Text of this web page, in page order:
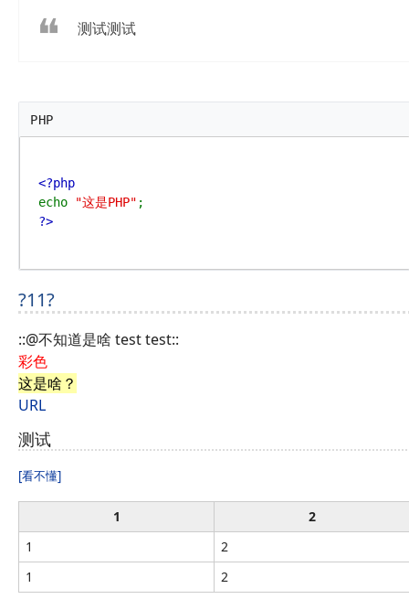
测试测试
PHP
<?php
echo
"这是PHP"
?>
?11?
::@不知道是啥 test test::
彩色
这是啥？
URL
测试
[看不懂]
1
2
1
2
1
2